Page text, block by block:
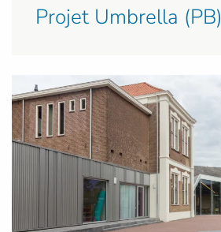
Projet Umbrella (PB)